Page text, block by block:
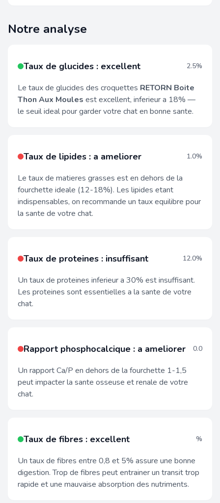
Notre analyse
Taux de glucides : excellent 2.5%
Le taux de glucides des croquettes RETORN Boite
Thon Aux Moules est excellent, inferieur a 18% —
le seuil ideal pour garder votre chat en bonne sante.
Taux de lipides : a ameliorer 1.0%
Le taux de matieres grasses est en dehors de la
fourchette ideale (12-18%). Les lipides etant
indispensables, on recommande un taux equilibre pour
la sante de votre chat.
Taux de proteines : insuffisant 12.0%
Un taux de proteines inferieur a 30% est insuffisant.
Les proteines sont essentielles a la sante de votre
chat.
Rapport phosphocalcique : a ameliorer 0.0
Un rapport Ca/P en dehors de la fourchette 1-1,5
peut impacter la sante osseuse et renale de votre
chat.
Taux de fibres : excellent %
Un taux de fibres entre 0,8 et 5% assure une bonne
digestion. Trop de fibres peut entrainer un transit trop
rapide et une mauvaise absorption des nutriments.